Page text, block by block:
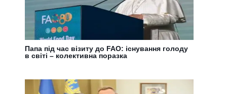
Папа під час візиту до FAO: існування голоду
в світі – колективна поразка